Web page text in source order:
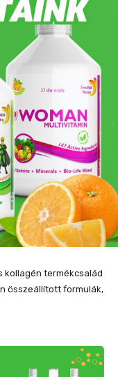
kollagén termékcsalád
összeállított formulák,